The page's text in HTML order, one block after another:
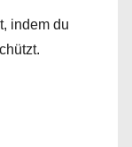
indem du